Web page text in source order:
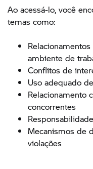
Ao acessá-lo, você
temas como:
ambiente de
Conflitos de
Uso adequado
Relacionamento
concorrentes
Mecanismos de
violações